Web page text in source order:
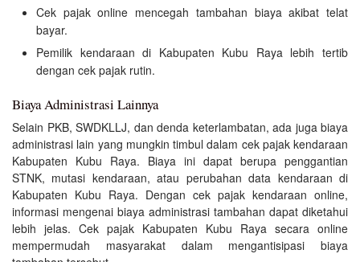
Cek pajak online mencegah tambahan biaya akibat telat
bayar.
Pemilik kendaraan di Kabupaten Kubu Raya lebih tertib
dengan cek pajak rutin.
Biaya Administrasi Lainnya
Selain PKB, SWDKLLJ, dan denda keterlambatan, ada juga biaya
administrasi lain yang mungkin timbul dalam cek pajak kendaraan
Kabupaten Kubu Raya. Biaya ini dapat berupa penggantian
STNK, mutasi kendaraan, atau perubahan data kendaraan di
Kabupaten Kubu Raya. Dengan cek pajak kendaraan online,
informasi mengenai biaya administrasi tambahan dapat diketahui
lebih jelas. Cek pajak Kabupaten Kubu Raya secara online
mempermudah masyarakat dalam mengantisipasi biaya